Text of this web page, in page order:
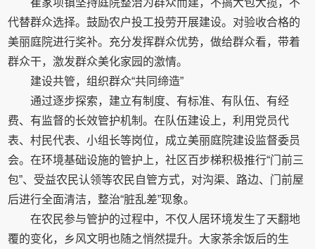
崔家坝镇坚持庭院整治为群众而建，不搞大包大揽，不
代替群众选择。鼓励农户投工投劳开展建设。对验收合格的
美丽庭院进行奖补。充分发挥群众优势，做给群众看，带着
群众干，激发群众美化家园的激情。
建设共管，组织群众“共同缔造”
通过逐步探索，建立有制度、有标准、有队伍、有经
费、有监督的长效管护机制。在队伍建设上，利用党员代
表、村民代表、小组长等岗位，成立美丽庭院建设监督委员
会。在环境基础设施的管护上，社区百步梯积极推行“门前三
包”、受益农民认领等农民自管方式，对沟渠、路边、门前屋
后进行全面清洁，整治“脏乱差”现象。
在农民参与管护的过程中，不仅人居环境发生了天翻地
覆的变化，乡风文明也随之悄然提升。大家茶余饭后的生